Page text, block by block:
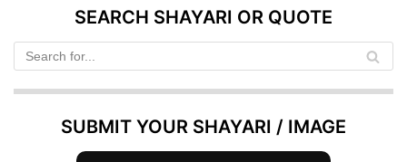
SEARCH SHAYARI OR QUOTE
SUBMIT YOUR SHAYARI / IMAGE